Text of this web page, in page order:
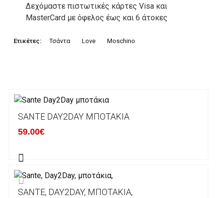
Δεχόμαστε πιστωτικές κάρτες Visa και
MasterCard με όφελος έως και 6 άτοκες
μας κατάστημα πραγρατοποιούνται μέσα από
Λογαριασμό.
κάποιον απο τους ακόλουθους τραπεζικούς
λογαριασμούς:
ΕΞΟΔΑ ΑΠΟΣΤΟΛΗΣ
Ετικέτες: Τσάντα Love Moschino
SANTE DAY2DAY ΜΠΟΤΆΚΙΑ
59.00€
SANTE, DAY2DAY, ΜΠΟΤΆΚΙΑ,